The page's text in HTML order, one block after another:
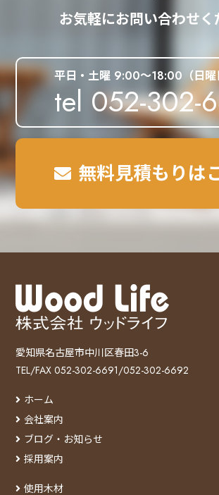
お気軽にお問い合わせく
平日・土曜 9:00～18:00（日曜
tel 052-302-
無料見積もりは
愛知県名古屋市中川区春田3-6
TEL/FAX 052-302-6691/052-302-6692
ホーム
会社案内
ブログ・お知らせ
採用案内
使用木材